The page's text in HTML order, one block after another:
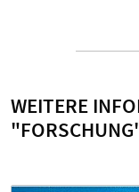
WEITERE